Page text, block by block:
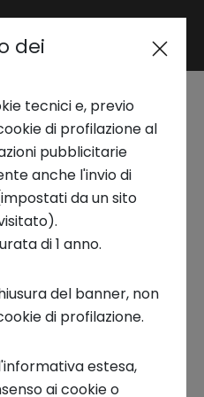
Area riservata
Coffee |
for food
dei
tecnici e, previo
di profilazione al
pubblicitarie
anche l'invio di
da un sito
di 1 anno.
del banner, non
di profilazione.
estesa,
ai cookie o